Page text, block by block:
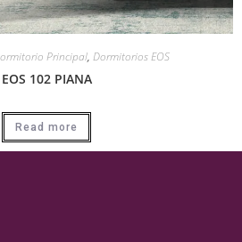
Principal, Dormitorios EOS
EOS 102 PIANA
Read more